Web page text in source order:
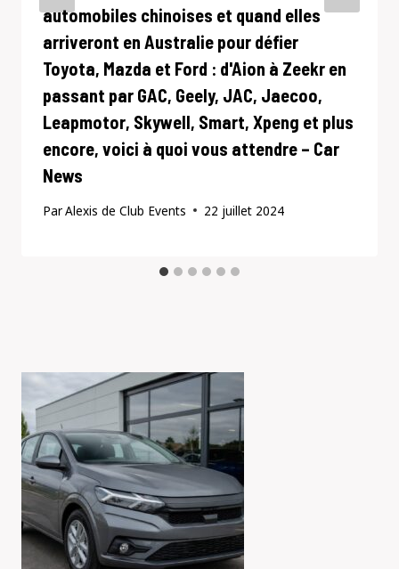
automobiles chinoises et quand elles
arriveront en Australie pour défier
Toyota, Mazda et Ford : d'Aion à Zeekr en
passant par GAC, Geely, JAC, Jaecoo,
Leapmotor, Skywell, Smart, Xpeng et plus
encore, voici à quoi vous attendre – Car
News
ParAlexis de Club Events 22 juillet 2024